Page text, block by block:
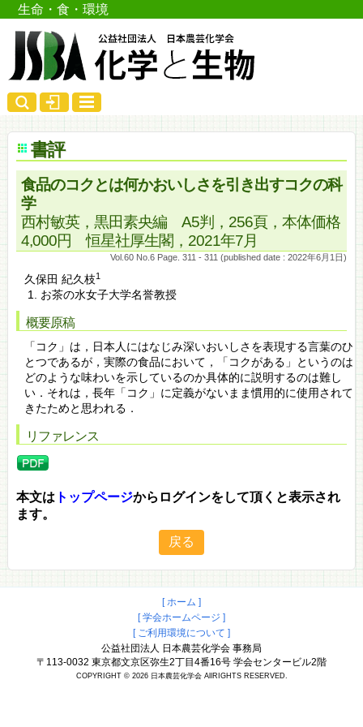
生命・食・環境
書評
食品のコクとは何かおいしさを引き出すコクの科
学
西村敏英，黒田素央編 A5判，256頁，本体価格
4,000円 恒星社厚生閣，2021年7月
Vol.60 No.6 Page. 311 - 311 (published date : 2022年6月1日)
久保田 紀久枝1
お茶の水女子大学名誉教授
概要原稿
「コク」は，日本人にはなじみ深いおいしさを表現する言葉のひ
とつであるが，実際の食品において，「コクがある」というのは
どのような味わいを示しているのか具体的に説明するのは難し
い．それは，長年「コク」に定義がないまま慣用的に使用されて
きたためと思われる．
リファレンス
本文は トップページからログインをして頂くと表示され
ます。
[ ホーム ]
[ 学会ホームページ ]
[ ご利用環境について ]
公益社団法人 日本農芸化学会 事務局
〒113-0032 東京都文京区弥生2丁目4番16号 学会センタービル2階
COPYRIGHT © 2026 日本農芸化学会 AllRIGHTS RESERVED.